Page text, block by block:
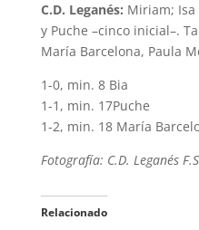
C.D. Leganés: Miriam; Isa
y Puche –cinco inicial–.
María Barcelona, Paula
1-0, min. 8 Bia
1-1, min. 17Puche
1-2, min. 18 María
Fotografía: C.D. Leganés
Relacionado